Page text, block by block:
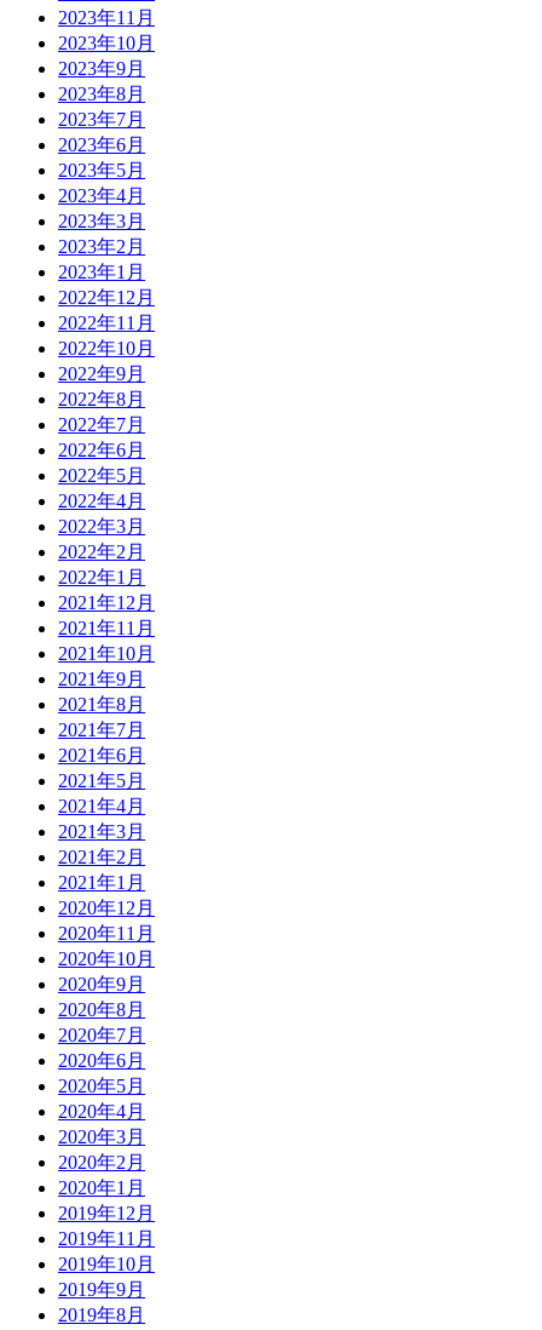
2023年11月
2023年10月
2023年9月
2023年8月
2023年7月
2023年6月
2023年5月
2023年4月
2023年3月
2023年2月
2023年1月
2022年12月
2022年11月
2022年10月
2022年9月
2022年8月
2022年7月
2022年6月
2022年5月
2022年4月
2022年3月
2022年2月
2022年1月
2021年12月
2021年11月
2021年10月
2021年9月
2021年8月
2021年7月
2021年6月
2021年5月
2021年4月
2021年3月
2021年2月
2021年1月
2020年12月
2020年11月
2020年10月
2020年9月
2020年8月
2020年7月
2020年6月
2020年5月
2020年4月
2020年3月
2020年2月
2020年1月
2019年12月
2019年11月
2019年10月
2019年9月
2019年8月